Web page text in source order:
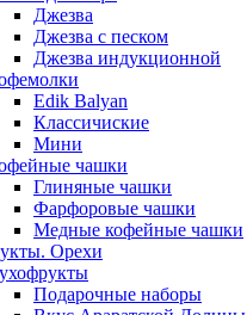
Джезва
Джезва с песком
Джезва индукционной
Edik Balyan
Классичиские
Мини
чашки
Глиняные чашки
Фарфоровые чашки
Медные кофейные чашки
Орехи
Подарочные наборы